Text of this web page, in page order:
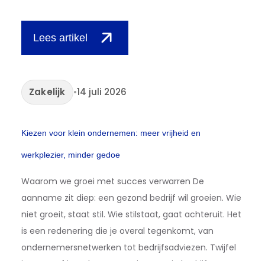
Lees artikel
Zakelijk •14 juli 2026
Kiezen voor klein ondernemen: meer vrijheid en
werkplezier, minder gedoe
Waarom we groei met succes verwarren De
aanname zit diep: een gezond bedrijf wil groeien. Wie
niet groeit, staat stil. Wie stilstaat, gaat achteruit. Het
is een redenering die je overal tegenkomt, van
ondernemersnetwerken tot bedrijfsadviezen. Twijfel